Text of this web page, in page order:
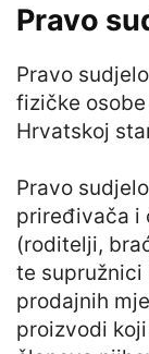
Pravo
Pravo
fizičke
Hrvatskoj
Pravo
priređivača i
(roditelji,
te supružnici
prodajnih
proizvodi